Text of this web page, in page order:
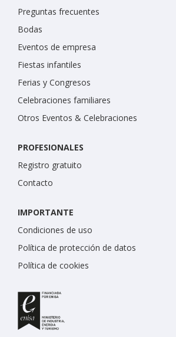
Preguntas frecuentes
Bodas
Eventos de empresa
Fiestas infantiles
Ferias y Congresos
Celebraciones familiares
Otros Eventos & Celebraciones
PROFESIONALES
Registro gratuito
Contacto
IMPORTANTE
Condiciones de uso
Política de protección de datos
Política de cookies